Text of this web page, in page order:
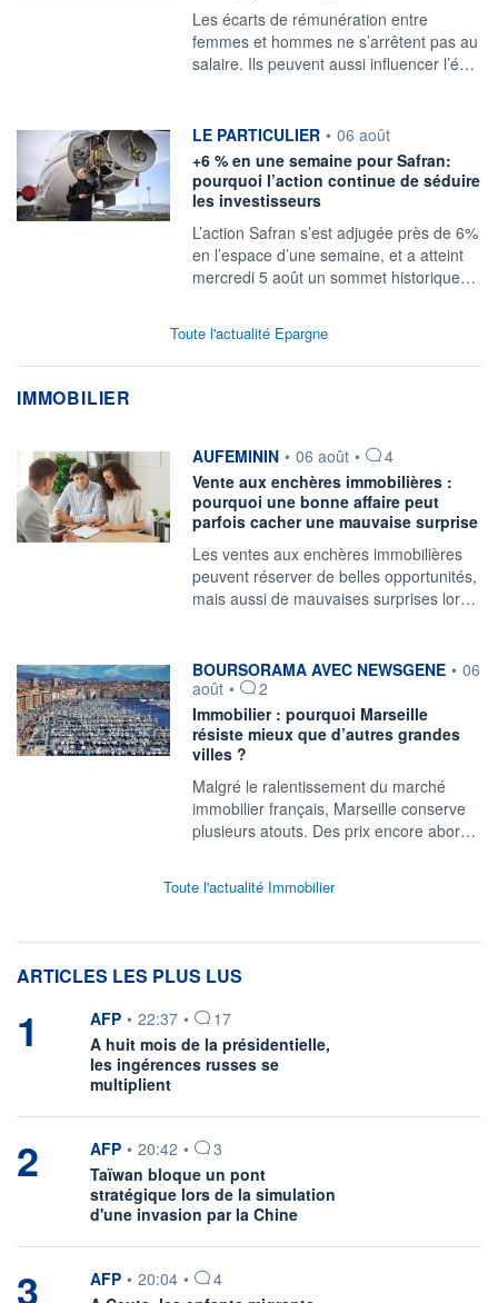
Les écarts de rémunération entre
femmes et hommes ne s’arrêtent pas au
salaire. Ils peuvent aussi influencer l’é…
information fournie par
LE PARTICULIER • 06 août
+6 % en une semaine pour Safran:
pourquoi l’action continue de séduire
les investisseurs
L’action Safran s’est adjugée près de 6%
en l’espace d’une semaine, et a atteint
mercredi 5 août un sommet historique…
Toute l'actualité Epargne
IMMOBILIER
information fournie par
AUFEMININ • 06 août •
4
Vente aux enchères immobilières :
pourquoi une bonne affaire peut
parfois cacher une mauvaise surprise
Les ventes aux enchères immobilières
peuvent réserver de belles opportunités,
mais aussi de mauvaises surprises lor…
information fournie par
BOURSORAMA AVEC NEWSGENE • 06
août •
2
Immobilier : pourquoi Marseille
résiste mieux que d’autres grandes
villes ?
Malgré le ralentissement du marché
immobilier français, Marseille conserve
plusieurs atouts. Des prix encore abor…
Toute l'actualité Immobilier
ARTICLES LES PLUS LUS
1 information fournie par
AFP • 22:37 •
17
A huit mois de la présidentielle,
les ingérences russes se
multiplient
2 information fournie par
AFP • 20:42 •
3
Taïwan bloque un pont
stratégique lors de la simulation
d'une invasion par la Chine
3 information fournie par
AFP • 20:04 •
4